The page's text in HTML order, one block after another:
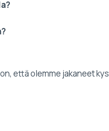
että olemme jakaneet